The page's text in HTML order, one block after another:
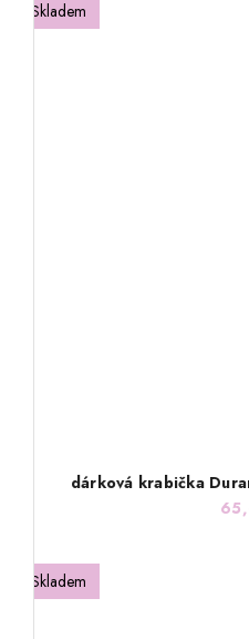
Skladem
dárková krabička
Skladem